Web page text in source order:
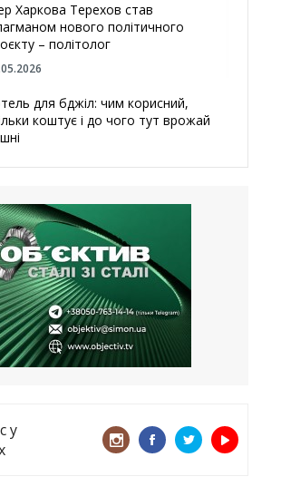
Харкова Терехов став
нового політичного
– політолог
для бджіл: чим корисний,
коштує і до чого тут врожай
міста, яке встояло попри
порушує закон? Нехай
Як завдяки штрафу жінку
з обліку
у